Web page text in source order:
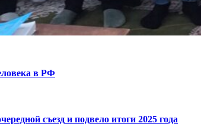
в РФ
съезд и подвело итоги 2025 года